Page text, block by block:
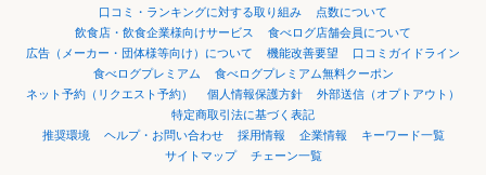
口コミ・ランキングに対する取り組み
点数について
飲食店・飲食企業様向けサービス
食べログ店舗会員について
広告（メーカー・団体様等向け）について
機能改善要望
口コミガイドライン
食べログプレミアム
食べログプレミアム無料クーポン
ネット予約（リクエスト予約）
個人情報保護方針
外部送信（オプトアウト）
特定商取引法に基づく表記
推奨環境
ヘルプ・お問い合わせ 採用情報 企業情報
キーワード一覧
サイトマップ
チェーン一覧